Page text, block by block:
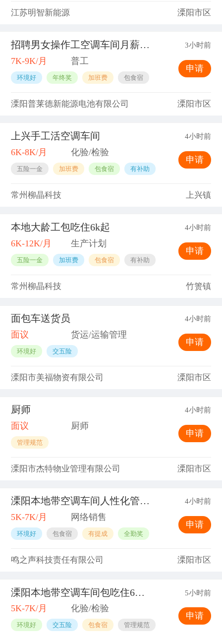
江苏明智新能源 溧阳市区
招聘男女操作工空调车间月薪8000以上 3小时前
7K-9K/月 普工
环境好 年终奖 加班费 包食宿
申请
溧阳普莱德新能源电池有限公司 溧阳市区
上兴手工活空调车间 4小时前
6K-8K/月 化验/检验
五险一金 加班费 包食宿 有补助
申请
常州柳晶科技 上兴镇
本地大龄工包吃住6k起 4小时前
6K-12K/月 生产计划
五险一金 加班费 包食宿 有补助
申请
常州柳晶科技 竹箦镇
面包车送货员 4小时前
面议 货运/运输管理
环境好 交五险
申请
溧阳市美福物资有限公司 溧阳市区
厨师 4小时前
面议 厨师
管理规范
申请
溧阳市杰特物业管理有限公司 溧阳市区
溧阳本地带空调车间人性化管理留人好去处 4小时前
5K-7K/月 网络销售
环境好 包食宿 有提成 全勤奖
申请
鸣之声科技责任有限公司 溧阳市区
溧阳本地带空调车间包吃住6K起 5小时前
5K-7K/月 化验/检验
环境好 交五险 包食宿 管理规范
申请